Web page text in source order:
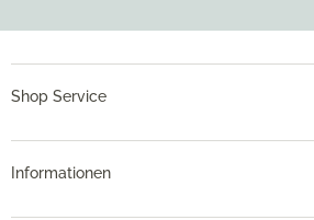
Shop Service
Informationen